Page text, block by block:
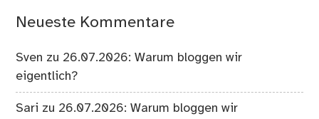
Neueste Kommentare
Sven zu 26.07.2026: Warum bloggen wir
eigentlich?
Sari zu 26.07.2026: Warum bloggen wir